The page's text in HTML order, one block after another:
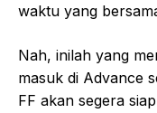
waktu yang
Nah, inilah yang
masuk di Advance
FF akan segera